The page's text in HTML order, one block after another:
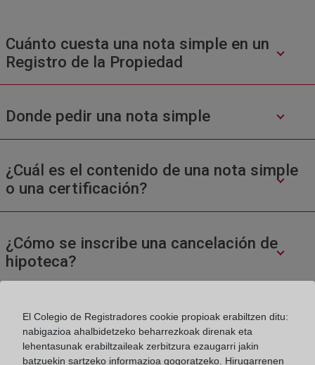
Cuánto cuesta una nota simple en un
Registro de la Propiedad
Donde pedir una nota simple
¿Cuál es el contenido de una nota simple
o una certificación?
¿Cómo se inscribe una cancelación de
hipoteca?
El Colegio de Registradores cookie propioak erabiltzen ditu:
nabigazioa ahalbidetzeko beharrezkoak direnak eta
lehentasunak erabiltzaileak zerbitzura ezaugarri jakin
batzuekin sartzeko informazioa gogoratzeko. Hirugarrenen